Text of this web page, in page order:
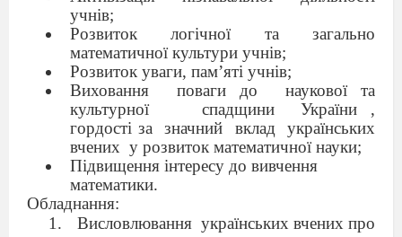
учнів;
Розвиток логічної та загально
математичної культури учнів;
Розвиток уваги, пам’яті учнів;
Виховання
поваги до
наукової та
культурної
спадщини
України ,
гордості за
значний вклад
українських
вчених у розвиток математичної науки;
Підвищення інтересу до вивчення
математики.
Обладнання:
Висловлювання українських вчених про